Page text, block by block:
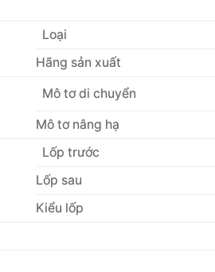
Loại
Hãng sản xuất
Mô tơ di chuyển
Mô tơ nâng hạ
Lốp trước
Lốp sau
Kiểu lốp